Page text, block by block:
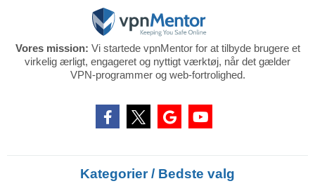
Vores mission: Vi startede vpnMentor for at tilbyde brugere et
virkelig ærligt, engageret og nyttigt værktøj, når det gælder
VPN-programmer og web-fortrolighed.
Kategorier / Bedste valg